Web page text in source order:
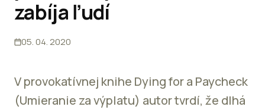
zabíja ľudí
05. 04. 2020
V provokatívnej knihe Dying for a Paycheck
(Umieranie za výplatu) autor tvrdí, že dlhá